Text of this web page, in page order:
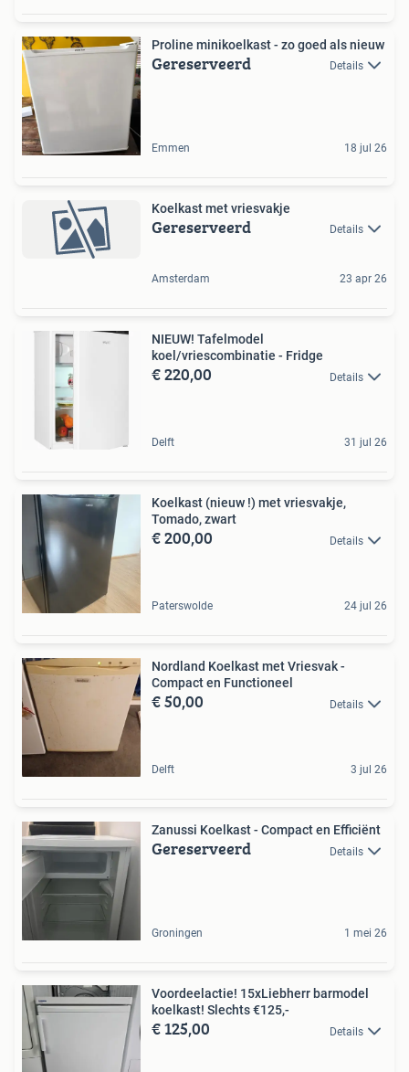
Proline minikoelkast - zo goed als nieuw
Gereserveerd Details
Emmen 18 jul 26
Koelkast met vriesvakje
Gereserveerd Details
Amsterdam 23 apr 26
NIEUW! Tafelmodel
koel/vriescombinatie - Fridge
€ 220,00 Details
Delft 31 jul 26
Koelkast (nieuw !) met vriesvakje,
Tomado, zwart
€ 200,00 Details
Paterswolde 24 jul 26
Nordland Koelkast met Vriesvak -
Compact en Functioneel
€ 50,00 Details
Delft 3 jul 26
Zanussi Koelkast - Compact en Efficiënt
Gereserveerd Details
Groningen 1 mei 26
Voordeelactie! 15xLiebherr barmodel
koelkast! Slechts €125,-
€ 125,00 Details